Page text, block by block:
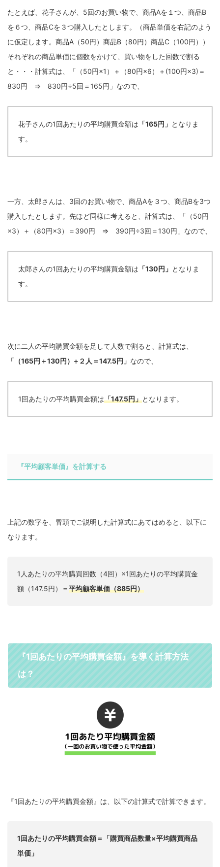
たとえば、花子さんが、5回のお買い物で、商品Aを１つ、商品B
を６つ、商品Cを３つ購入したとします。（商品単価を右記のよう
に仮定します。商品A（50円）商品B（80円）商品C（100円））
それぞれの商品単価に個数をかけて、買い物をした回数で割る
と・・・計算式は、「（50円×1）＋（80円×6）＋(100円×3)＝
830円 ⇒ 830円÷5回＝165円」なので、
花子さんの1回あたりの平均購買金額は 「165円」 となりま
す。
一方、太郎さんは、3回のお買い物で、商品Aを３つ、商品Bを3つ
購入したとします。先ほど同様に考えると、計算式は、「（50円
×3）＋（80円×3）＝390円 ⇒ 390円÷3回＝130円」なので、
太郎さんの1回あたりの平均購買金額は 「130円」 となりま
す。
次に二人の平均購買金額を足して人数で割ると、計算式は、
「（165円＋130円）÷２人＝147.5円」 なので、
1回あたりの平均購買金額は「147.5円」となります。
『平均顧客単価』 を計算する
上記の数字を、冒頭でご説明した計算式にあてはめると、以下に
なります。
1人あたりの平均購買回数（4回）×1回あたりの平均購買金
額（147.5円）＝平均顧客単価（885円）
『1回あたりの平均購買金額』を導く計算方法
は？
『1回あたりの平均購買金額』は、以下の計算式で計算できます。
1回あたりの平均購買金額＝「購買商品数量×平均購買商品
単価」